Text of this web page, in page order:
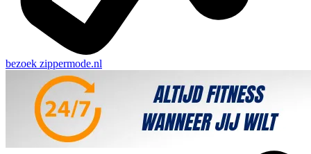
bezoek zippermode.nl